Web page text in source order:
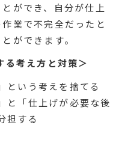
ができ、自分が仕上
業で不完全だったと
ができます。
る考え方と対策＞
という考えを捨てる
と「仕上げが必要な後
担する